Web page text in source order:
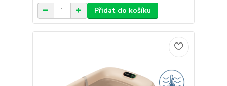
Přidat do košíku